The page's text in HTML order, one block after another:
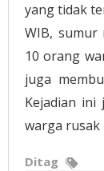
yang tidak
WIB, sumur
10 orang
juga
Kejadian ini
warga rusak
Ditag